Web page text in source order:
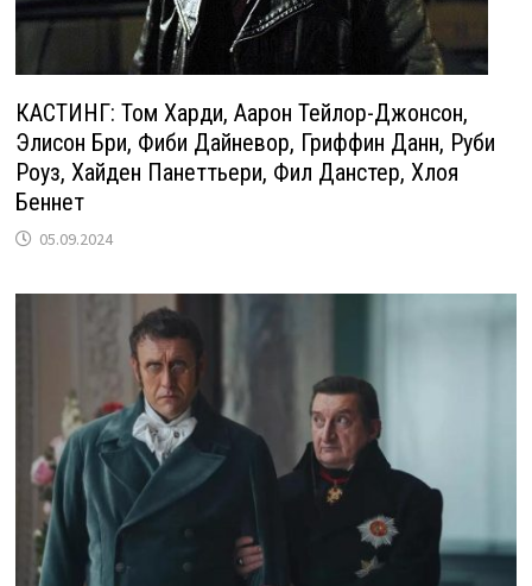
КАСТИНГ: Том Харди, Аарон Тейлор-Джонсон,
Элисон Бри, Фиби Дайневор, Гриффин Данн, Руби
Роуз, Хайден Панеттьери, Фил Данстер, Хлоя
Беннет
05.09.2024